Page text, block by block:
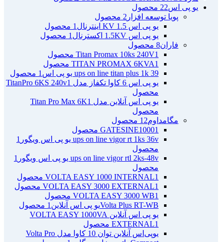
یو پی اس22 محصول
پویا توسعه افزار 2 محصول
یو پی اس 1.5 KV اینترنال
1 محصول
یو پی اس 1.5KV اکسترنال
1 محصول
فاران8 محصول
Titan Promax 10ks 240V1 محصول
TITAN PROMAX 6KVA1 محصول
ups on line titan plus 1k 39 یو پی اس
1 محصول
یو پی اس 6 کاوا تکفاز مدل TitanPro 6KS 240v
1
محصول
یو پی اس آنلاین مدل Titan Pro Max 6K 1
محصول
مگامداوم12 محصول
GATESINE10001 محصول
ups on line vigor rt 1ks 36v یو پی اس ویگور
1
محصول
ups on line vigor rtl 2ks-48v یو پی اس ویگور
1
محصول
VOLTA EASY 1000 INTERNAL1 محصول
VOLTA EASY 3000 EXTERNAL1 محصول
VOLTA EASY 3000 WB1 محصول
Volta Plus RT-WBیو پی اس آنلاین
1 محصول
یو پی اس آنلاین VOLTA EASY 1000VA
EXTERNAL1 محصول
یو‌پی‌اس آنلاین توان 10 کاوا مدل Volta Pro